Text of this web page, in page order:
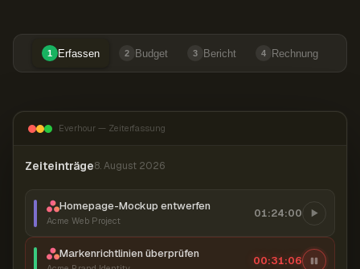
1 Erfassen 2 Budget 3 Bericht 4 Rechnung
Everhour — Zeiterfassung
Zeiteinträge8. August 2026
Homepage-Mockup entwerfen
Acme Web Project
01:24:00
Markenrichtlinien überprüfen 00:31:07